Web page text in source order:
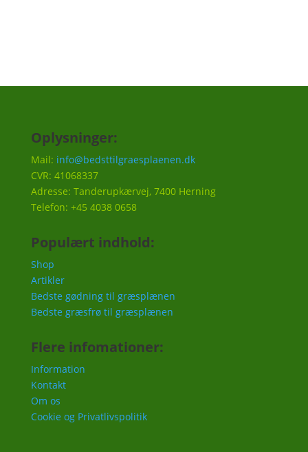
Oplysninger:
Mail: info@bedsttilgraesplaenen.dk
CVR: 41068337
Adresse: Tanderupkærvej, 7400 Herning
Telefon: +45 4038 0658
Populært indhold:
Shop
Artikler
Bedste gødning til græsplænen
Bedste græsfrø til græsplænen
Flere infomationer:
Information
Kontakt
Om os
Cookie og Privatlivspolitik